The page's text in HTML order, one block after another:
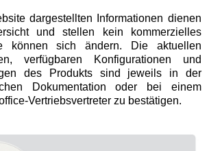
dargestellten Informationen dienen
und stellen kein kommerzielles
können sich ändern. Die aktuellen
verfügbaren Konfigurationen und
des Produkts sind jeweils in der
Dokumentation oder bei einem
Vertriebsvertreter zu bestätigen.